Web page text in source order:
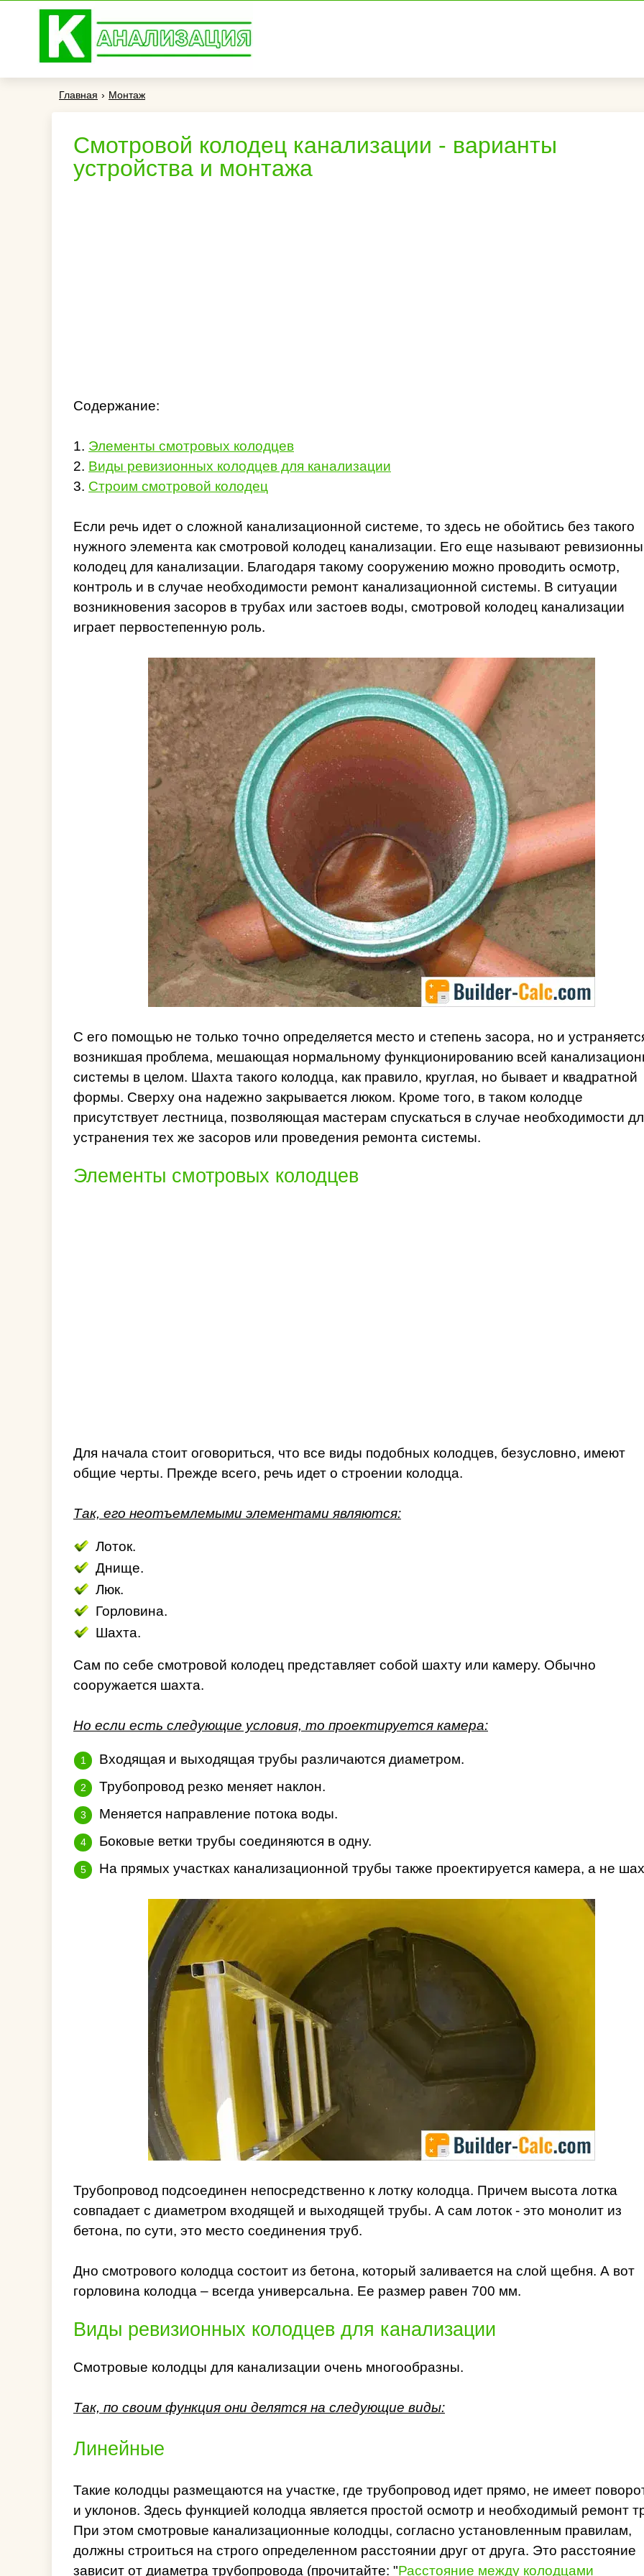
Главная › Монтаж
Смотровой колодец канализации - варианты
устройства и монтажа
Содержание:
1. Элементы смотровых колодцев
2. Виды ревизионных колодцев для канализации
3. Строим смотровой колодец
Если речь идет о сложной канализационной системе, то здесь не обойтись без такого
нужного элемента как смотровой колодец канализации. Его еще называют
колодец для канализации. Благодаря такому сооружению можно проводить осмотр,
контроль и в случае необходимости ремонт канализационной системы. В ситуации
возникновения засоров в трубах или застоев воды, смотровой колодец канализации
играет первостепенную роль.
С его помощью не только точно определяется место и степень засора, но и
возникшая проблема, мешающая нормальному функционированию всей
системы в целом. Шахта такого колодца, как правило, круглая, но бывает и квадратной
формы. Сверху она надежно закрывается люком. Кроме того, в таком колодце
присутствует лестница, позволяющая мастерам спускаться в случае необходимости
устранения тех же засоров или проведения ремонта системы.
Элементы смотровых колодцев
Для начала стоит оговориться, что все виды подобных колодцев, безусловно, имеют
общие черты. Прежде всего, речь идет о строении колодца.
Так, его неотъемлемыми элементами являются:
Лоток.
Днище.
Люк.
Горловина.
Шахта.
Сам по себе смотровой колодец представляет собой шахту или камеру. Обычно
сооружается шахта.
Но если есть следующие условия, то проектируется камера:
Входящая и выходящая трубы различаются диаметром.
Трубопровод резко меняет наклон.
Меняется направление потока воды.
Боковые ветки трубы соединяются в одну.
На прямых участках канализационной трубы также проектируется камера, а не
Трубопровод подсоединен непосредственно к лотку колодца. Причем высота лотка
совпадает с диаметром входящей и выходящей трубы. А сам лоток - это монолит из
бетона, по сути, это место соединения труб.
Дно смотрового колодца состоит из бетона, который заливается на слой щебня. А вот
горловина колодца – всегда универсальна. Ее размер равен 700 мм.
Виды ревизионных колодцев для канализации
Смотровые колодцы для канализации очень многообразны.
Так, по своим функция они делятся на следующие виды:
Линейные
Такие колодцы размещаются на участке, где трубопровод идет прямо, не имеет
и уклонов. Здесь функцией колодца является простой осмотр и необходимый ремонт
При этом смотровые канализационные колодцы, согласно установленным правилам,
должны строиться на строго определенном расстоянии друг от друга. Это расстояние
зависит от диаметра трубопровода (прочитайте: "Расстояние между колодцами